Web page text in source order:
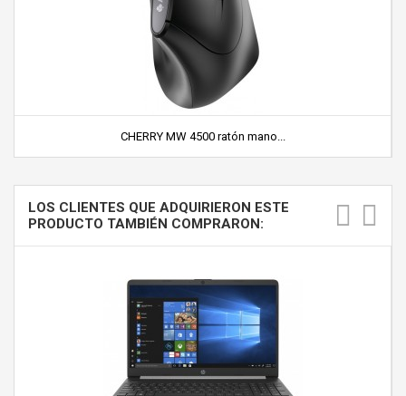
CHERRY MW 4500 ratón mano...
LOS CLIENTES QUE ADQUIRIERON ESTE
PRODUCTO TAMBIÉN COMPRARON: